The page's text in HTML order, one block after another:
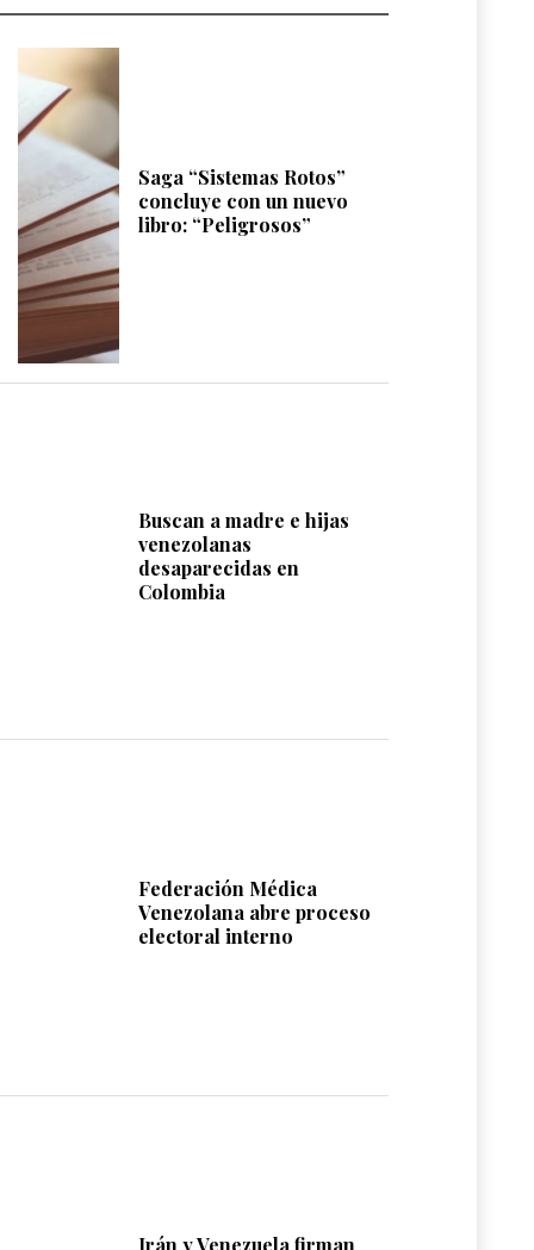
Saga “Sistemas Rotos”
concluye con un nuevo
libro: “Peligrosos”
Buscan a madre e hijas
venezolanas
desaparecidas en
Colombia
Federación Médica
Venezolana abre proceso
electoral interno
Irán y Venezuela firman